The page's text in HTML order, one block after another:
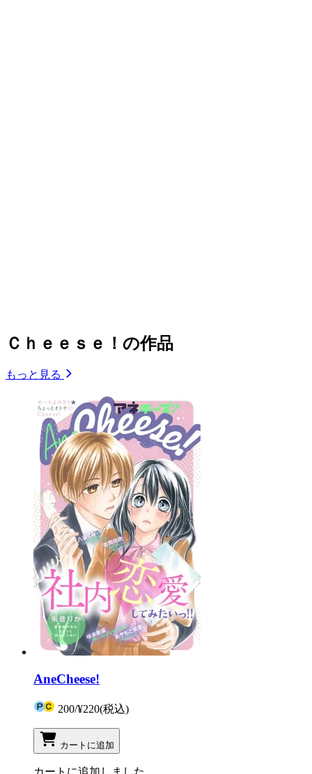
Ｃｈｅｅｓｅ！の作品
もっと見る
AneCheese!
200/¥220(税込)
カートに追加
カートに追加しました